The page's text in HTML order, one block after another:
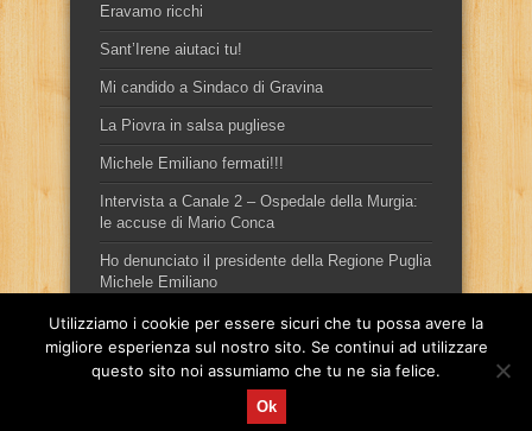
Eravamo ricchi
Sant’Irene aiutaci tu!
Mi candido a Sindaco di Gravina
La Piovra in salsa pugliese
Michele Emiliano fermati!!!
Intervista a Canale 2 – Ospedale della Murgia:
le accuse di Mario Conca
Ho denunciato il presidente della Regione Puglia
Michele Emiliano
Sito ufficiale del candidato sindaco, per la città di Gravina in
Utilizziamo i cookie per essere sicuri che tu possa avere la
migliore esperienza sul nostro sito. Se continui ad utilizzare
questo sito noi assumiamo che tu ne sia felice.
Ok